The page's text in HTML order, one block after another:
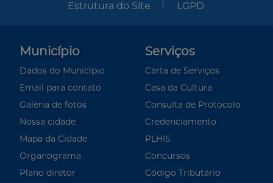
Estrutura do Site LGPD
Município
Dados do Município
Email para contato
Galeria de fotos
Nossa cidade
Mapa da Cidade
Organograma
Plano diretor
Serviços
Carta de Serviços
Casa da Cultura
Consulta de Protocolo
Credenciamento
PLHIS
Concursos
Código Tributário